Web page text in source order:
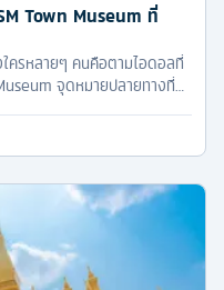
Town Museum ที่
ใครหลายๆ คนคือตามไอดอลที่
จุดหมายปลายทางที่